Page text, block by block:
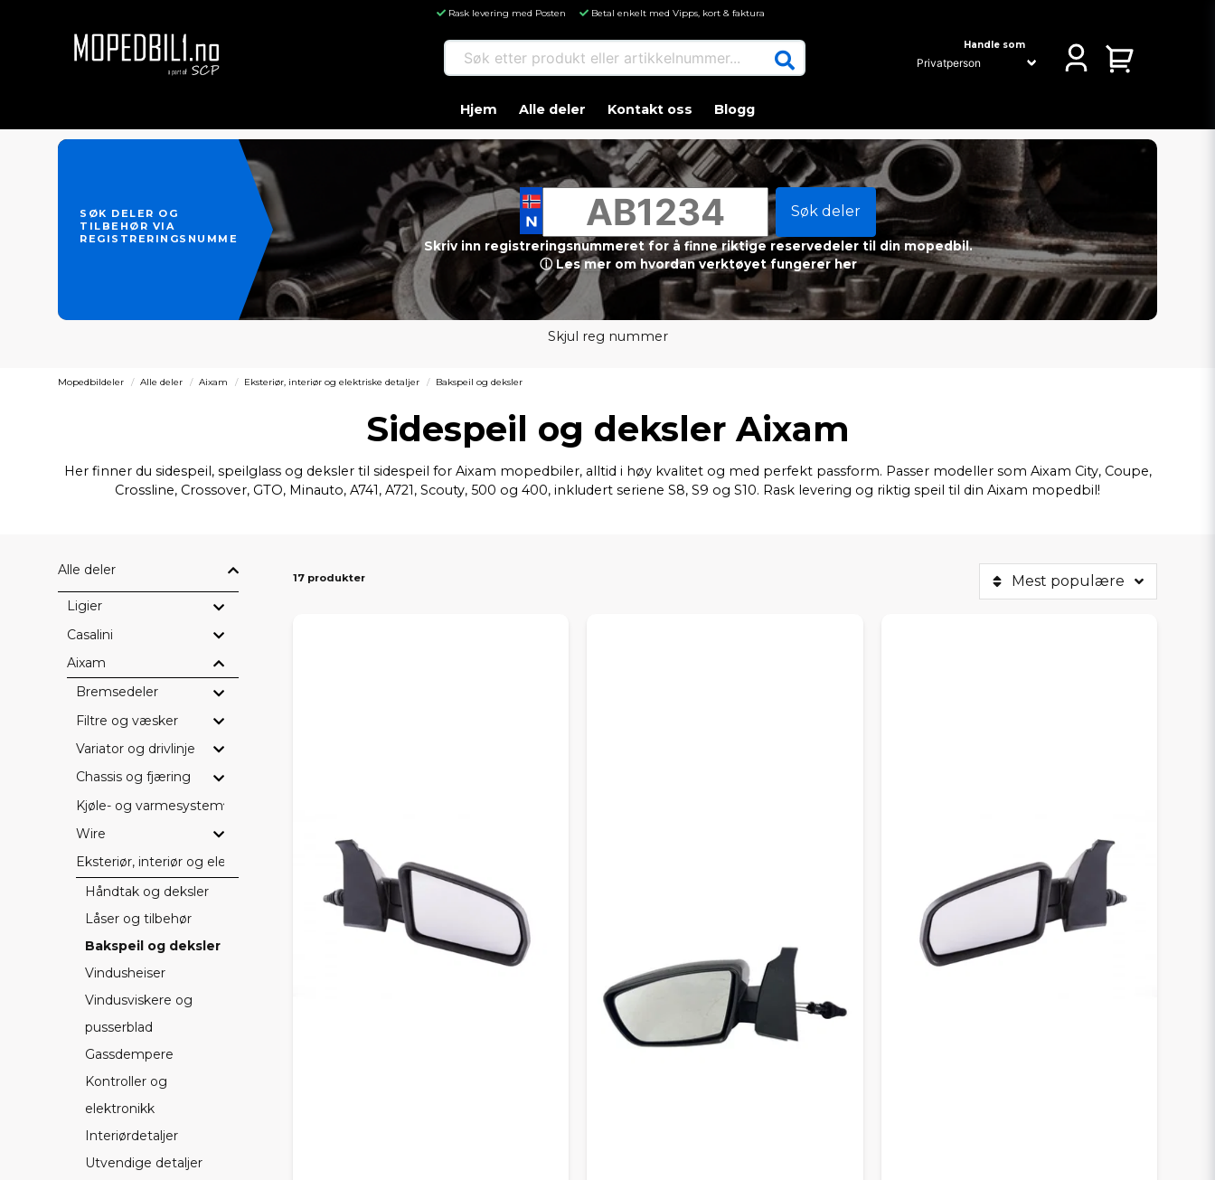
Rask levering med Posten Betal enkelt med Vipps, kort & faktura
Søk etter produkt eller artikkelnummer... Handle som
Hjem Alle deler Kontakt oss Blogg
SØK DELER OG
TILBEHØR VIA
REGISTRERINGSNUMMER
Søk deler
Skriv inn registreringsnummeret for å finne riktige reservedeler til din mopedbil.
ⓘ Les mer om hvordan verktøyet fungerer her
Skjul reg nummer
Mopedbildeler Alle deler Aixam Eksteriør, interiør og elektriske detaljer Bakspeil og deksler
Sidespeil og deksler Aixam
Her finner du sidespeil, speilglass og deksler til sidespeil for Aixam mopedbiler, alltid i høy kvalitet og med perfekt passform. Passer modeller som Aixam City, Coupe,
Crossline, Crossover, GTO, Minauto, A741, A721, Scouty, 500 og 400, inkludert seriene S8, S9 og S10. Rask levering og riktig speil til din Aixam mopedbil!
Alle deler
Ligier
Casalini
Aixam
Bremsedeler
Filtre og væsker
Variator og drivlinje
Chassis og fjæring
Kjøle- og varmesystem
Wire
Eksteriør, interiør og elektriske detaljer
Håndtak og deksler
Låser og tilbehør
Bakspeil og deksler
Vindusheiser
Vindusviskere og
pusserblad
Gassdempere
Kontroller og
elektronikk
Interiørdetaljer
Utvendige detaljer
17 produkter Mest populære